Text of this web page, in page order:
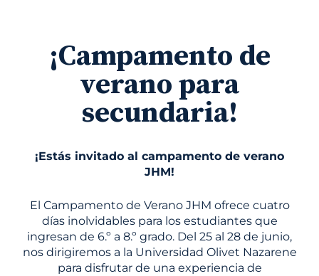
¡Campamento de
verano para
secundaria!
¡Estás invitado al campamento de verano
JHM!
El Campamento de Verano JHM ofrece cuatro
días inolvidables para los estudiantes que
ingresan de 6.º a 8.º grado. Del 25 al 28 de junio,
nos dirigiremos a la Universidad Olivet Nazarene
para disfrutar de una experiencia de